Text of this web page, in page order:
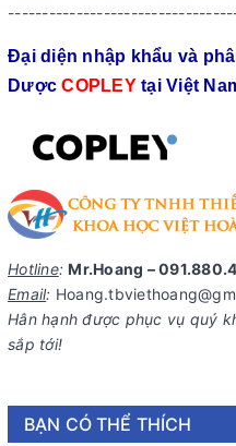
Đại diện nhập khẩu và
Dược COPLEY tại Việt
Hotline: Mr.Hoang –
Email:
Hân hạnh được phục vụ quý
sắp tới!
BẠN CÓ THỂ THÍCH